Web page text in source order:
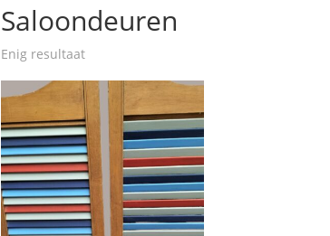
Saloondeuren
Enig resultaat